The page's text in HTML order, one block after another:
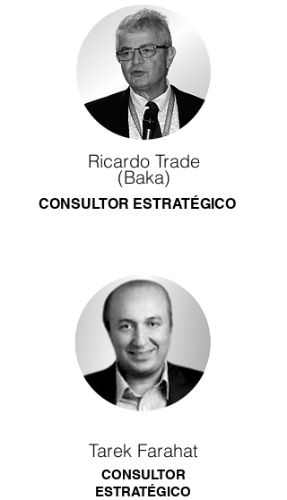
Ricardo Trade
(Baka)
CONSULTOR ESTRATÉGICO
Tarek Farahat
CONSULTOR
ESTRATÉGICO